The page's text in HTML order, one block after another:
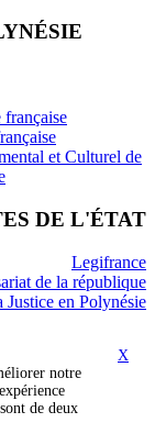
française
et Culturel de
DE L'ÉTAT
Legifrance
de la république
en Polynésie
X
notre
de deux